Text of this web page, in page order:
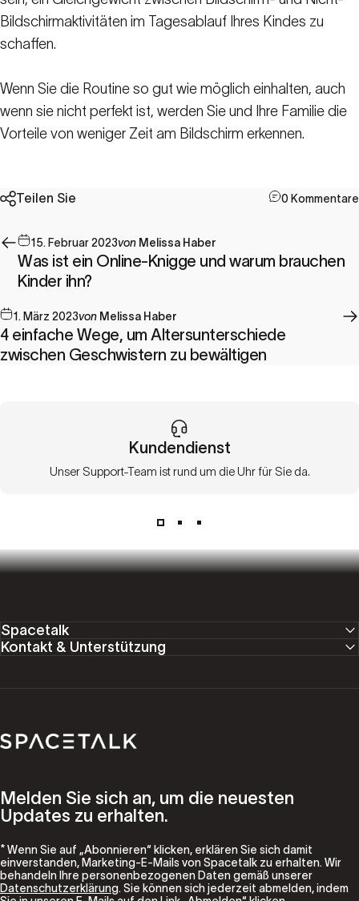
Bildschirmaktivitäten im Tagesablauf Ihres Kindes zu
schaffen.
Wenn Sie die Routine so gut wie möglich einhalten, auch
wenn sie nicht perfekt ist, werden Sie und Ihre Familie die
Vorteile von weniger Zeit am Bildschirm erkennen.
Teilen Sie 0 Kommentare
15. Februar 2023von Melissa Haber
Was ist ein Online-Knigge und warum brauchen
Kinder ihn?
1. März 2023von Melissa Haber
4 einfache Wege, um Altersunterschiede
zwischen Geschwistern zu bewältigen
Kundendienst
Unser Support-Team ist rund um die Uhr für Sie da.
Spacetalk
Kontakt & Unterstützung
Spacetalk
Melden Sie sich an, um die neuesten
Updates zu erhalten.
* Wenn Sie auf „Abonnieren“ klicken, erklären Sie sich damit
einverstanden, Marketing-E-Mails von Spacetalk zu erhalten. Wir
behandeln Ihre personenbezogenen Daten gemäß unserer
Datenschutzerklärung. Sie können sich jederzeit abmelden, indem